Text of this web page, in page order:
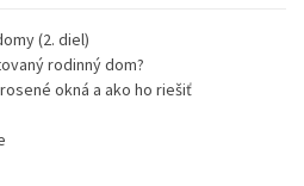
(2. diel)
rodinný dom?
okná a ako ho riešiť